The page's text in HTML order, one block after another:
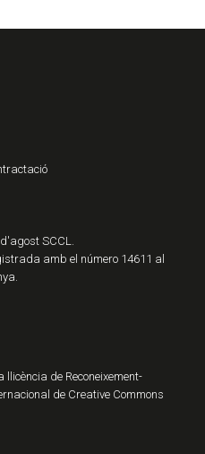
SCCL.
amb el número 14611 al
llicència de Reconeixement-
de Creative Commons